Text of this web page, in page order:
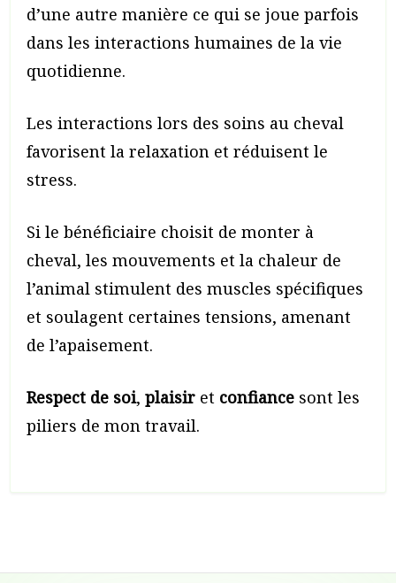
d’une autre manière ce qui se joue parfois
dans les interactions humaines de la vie
quotidienne.
Les interactions lors des soins au cheval
favorisent la relaxation et réduisent le
stress.
Si le bénéficiaire choisit de monter à
cheval, les mouvements et la chaleur de
l’animal stimulent des muscles spécifiques
et soulagent certaines tensions, amenant
de l’apaisement.
Respect de soi,plaisir et confiance sont les
piliers de mon travail.